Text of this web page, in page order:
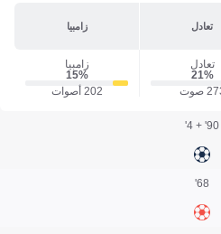
تعادل زامبيا
تعادل
21‎%‎
صوت
زامبيا
15‎%‎
202 أصوات
90' + 4'
68'